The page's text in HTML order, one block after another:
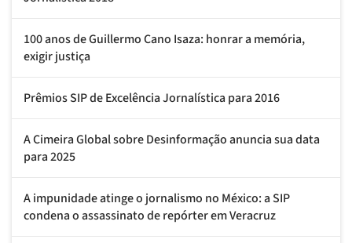
100 anos de Guillermo Cano Isaza: honrar a memória,
exigir justiça
Prêmios SIP de Excelência Jornalística para 2016
A Cimeira Global sobre Desinformação anuncia sua data
para 2025
A impunidade atinge o jornalismo no México: a SIP
condena o assassinato de repórter em Veracruz